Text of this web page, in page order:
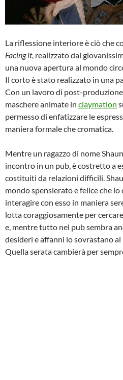
La riflessione interiore è ciò che
Facing it, realizzato dal
una nuova apertura al mondo
Il corto è stato realizzato in una
Con un lavoro di post-
maschere animate in claymation
permesso di enfatizzare le
maniera formale che cromatica.
Mentre un ragazzo di nome
incontro in un pub, è costretto a
costituiti da relazioni difficili.
mondo spensierato e felice che lo
interagire con esso in maniera
lotta coraggiosamente per
e, mentre tutto nel pub sembra
desideri e affanni lo sovrastano
Quella serata cambierà per